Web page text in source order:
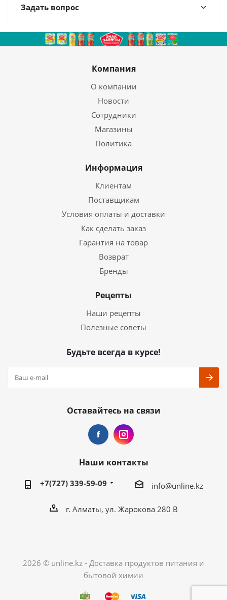
Задать вопрос
Компания
О компании
Новости
Сотрудники
Магазины
Политика
Информация
Клиентам
Поставщикам
Условия оплаты и доставки
Как сделать заказ
Гарантия на товар
Возврат
Бренды
Рецепты
Наши рецепты
Полезные советы
Будьте всегда в курсе!
Оставайтесь на связи
Наши контакты
+7(727) 339-59-09 info@unline.kz
г. Алматы, ул. Жарокова 280 В
2026 © unline.kz - Доставка продуктов питания и
бытовой химии